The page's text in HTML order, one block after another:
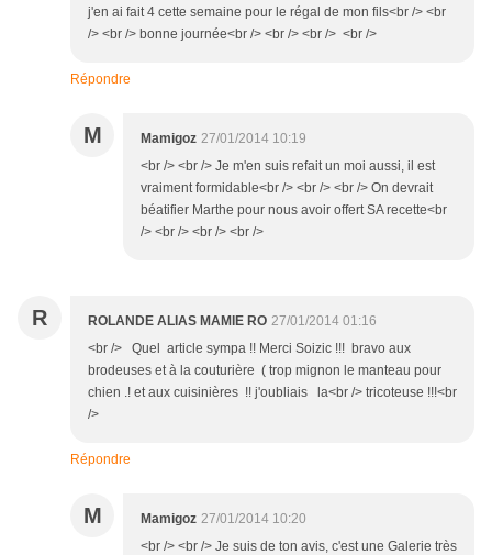
j'en ai fait 4 cette semaine pour le régal de mon fils<br /> <br
/> <br /> bonne journée<br /> <br /> <br /> <br />
Répondre
M Mamigoz 27/01/2014 10:19
<br /> <br /> Je m'en suis refait un moi aussi, il est
vraiment formidable<br /> <br /> <br /> On devrait
béatifier Marthe pour nous avoir offert SA recette<br
/> <br /> <br /> <br />
R ROLANDE ALIAS MAMIE RO 27/01/2014 01:16
<br /> Quel article sympa !! Merci Soizic !!! bravo aux
brodeuses et à la couturière ( trop mignon le manteau pour
chien .! et aux cuisinières !! j'oubliais la<br /> tricoteuse !!!<br
/>
Répondre
M Mamigoz 27/01/2014 10:20
<br /> <br /> Je suis de ton avis, c'est une Galerie très